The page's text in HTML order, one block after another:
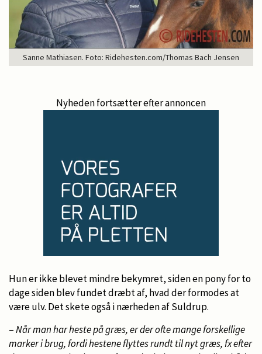
Sanne Mathiasen. Foto: Ridehesten.com/Thomas Bach Jensen
Nyheden fortsætter efter annoncen
Hun er ikke blevet mindre bekymret, siden en pony for to
dage siden blev fundet dræbt af, hvad der formodes at
være ulv. Det skete også i nærheden af Suldrup.
–Når man har heste på græs, er der ofte mange forskellige
marker i brug, fordi hestene flyttes rundt til nyt græs, fx efter